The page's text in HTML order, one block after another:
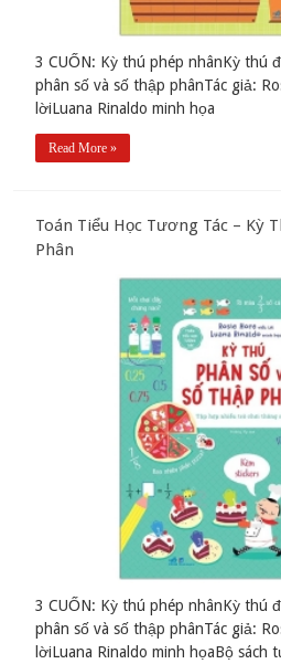
3 CUỐN: Kỳ thú phép nhânKỳ thú
phân số và số thập phânTác giả:
lờiLuana Rinaldo minh họa
Read More »
Toán Tiểu Học Tương Tác – Kỳ
Phân
3 CUỐN: Kỳ thú phép nhânKỳ thú
phân số và số thập phânTác giả:
lờiLuana Rinaldo minh họaBộ sách